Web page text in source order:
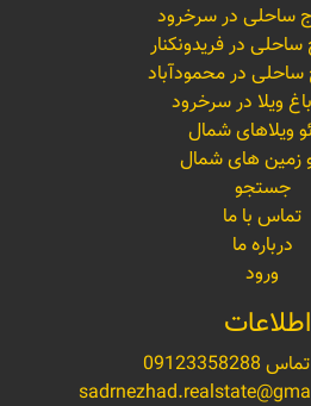
ساحلی در سرخرود
در فریدونکنار
ساحلی در محمودآباد
ویلا در سرخرود
ویلاهای شمال
زمین های شمال
جستجو
تماس با ما
درباره ما
ورود
اطلاعات
تماس 09123358288